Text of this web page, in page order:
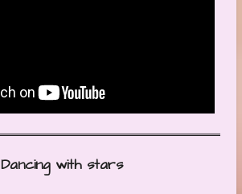
Dancing with stars